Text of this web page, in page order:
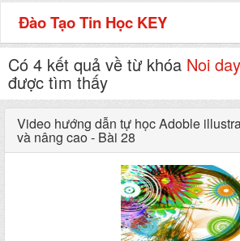
Đào Tạo Tin Học KEY
Có 4 kết quả về từ khóa Noi
được tìm thấy
Video hướng dẫn tự học Adoble
và nâng cao - Bài 28